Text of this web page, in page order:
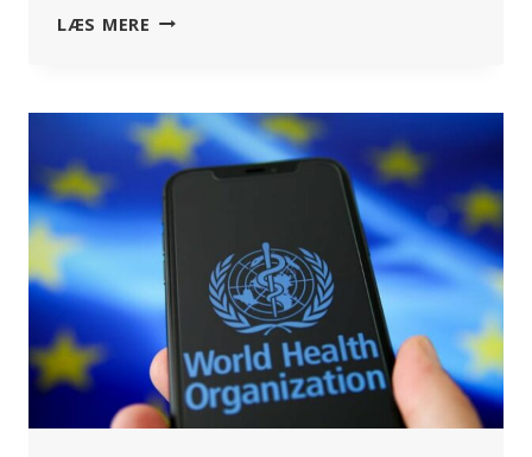
LÆS MERE SE:
TIL
AT
GØRE
MODSTAND”:
FORSKER
ADVARER
MOD
RSV-
SPRØJTER
TIL
NYFØDTE